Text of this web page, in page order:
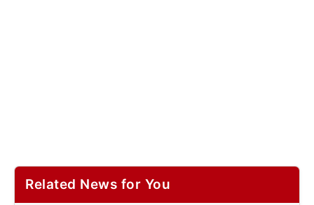
Related News for You